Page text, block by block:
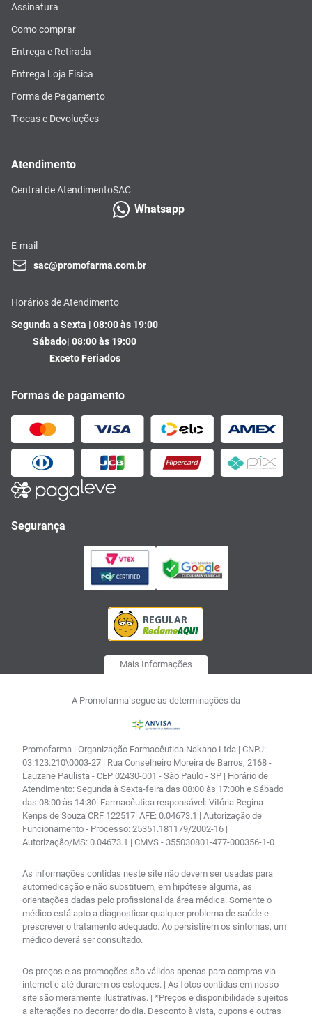
Assinatura
Como comprar
Entrega e Retirada
Entrega Loja Física
Forma de Pagamento
Trocas e Devoluções
Atendimento
Central de AtendimentoSAC
Whatsapp
E-mail
sac@promofarma.com.br
Horários de Atendimento
Segunda a Sexta | 08:00 às 19:00
Sábado| 08:00 às 19:00
Exceto Feriados
Formas de pagamento
Segurança
Mais Informações
A Promofarma segue as determinações da
Promofarma | Organização Farmacêutica Nakano Ltda | CNPJ:
03.123.210\0003-27 | Rua Conselheiro Moreira de Barros, 2168 -
Lauzane Paulista - CEP 02430-001 - São Paulo - SP | Horário de
Atendimento: Segunda à Sexta-feira das 08:00 às 17:00h e Sábado
das 08:00 às 14:30| Farmacêutica responsável: Vitória Regina
Kenps de Souza CRF 122517| AFE: 0.04673.1 | Autorização de
Funcionamento - Processo: 25351.181179/2002-16 |
Autorização/MS: 0.04673.1 | CMVS - 355030801-477-000356-1-0
As informações contidas neste site não devem ser usadas para
automedicação e não substituem, em hipótese alguma, as
orientações dadas pelo profissional da área médica. Somente o
médico está apto a diagnosticar qualquer problema de saúde e
prescrever o tratamento adequado. Ao persistirem os sintomas, um
médico deverá ser consultado.
Os preços e as promoções são válidos apenas para compras via
internet e até durarem os estoques. | As fotos contidas em nosso
site são meramente ilustrativas. | *Preços e disponibilidade sujeitos
a alterações no decorrer do dia. Desconto à vista, cupons e outras